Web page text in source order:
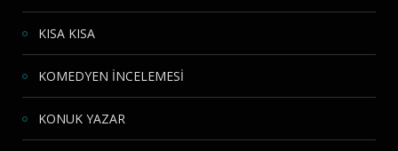
KISA KISA
KOMEDYEN İNCELEMESİ
KONUK YAZAR